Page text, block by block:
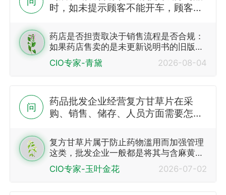
时，如未提示顾客不能开车，顾客开
律责任，药品相关法律有规定吗？销
售此类药品时应该怎样规避风险
药店是否担责取决于销售流程是否合规：
如果药店售卖的是未更新说明书的旧版药
品，或是拆零销售时未提供说明书/未做
任何风险提示，或是执业…
CIO专家-青黛 2026-08-04
问
药品批发企业经营复方甘草片在采
购、销售、储存、人员方面需要怎么
给医疗机构？
复方甘草片属于防止药物滥用而加强管理
这类，批发企业一般都是将其与含麻黄碱
类复方制剂同等管理，如购销中禁止现金
交易，有些地方发文要求专人采购，专人
CIO专家-玉叶金花 2026-07-02